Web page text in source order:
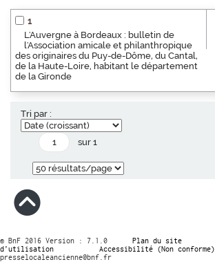
1
L'Auvergne à Bordeaux : bulletin de
l'Association amicale et philanthropique
des originaires du Puy-de-Dôme, du Cantal,
de la Haute-Loire, habitant le département
de la Gironde
Tri par :
sur 1
© BnF 2016 Version : 7.1.0 Plan du site
d’utilisation
Accessibilité (Non conforme)
presselocaleancienne@bnf.fr